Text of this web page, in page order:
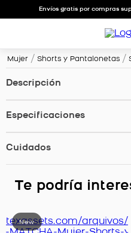
Envíos gratis por compras
Mujer Shorts y Pantalonetas
Descripción
Especificaciones
Cuidados
Te podría